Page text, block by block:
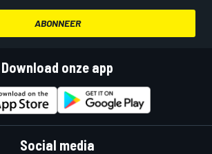
ABONNEER
Download onze app
Social media